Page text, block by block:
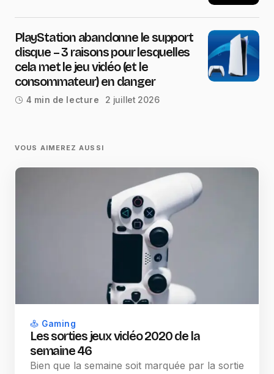
PlayStation abandonne le support
disque – 3 raisons pour lesquelles
cela met le jeu vidéo (et le
consommateur) en danger
4 min de lecture 2 juillet 2026
VOUS AIMEREZ AUSSI
Gaming
Les sorties jeux vidéo 2020 de la
semaine 46
Bien que la semaine soit marquée par la sortie